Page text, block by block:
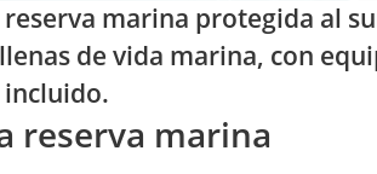
marina protegida al
de vida marina, con
incluido.
reserva marina